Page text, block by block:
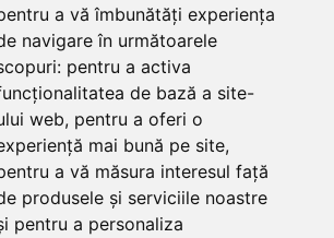
a vă îmbunătăți experiența
navigare în următoarele
pentru a activa
de bază a site-
web, pentru a oferi o
mai bună pe site,
a vă măsura interesul față
produsele și serviciile noastre
pentru a personaliza
40, Sector 5, Bucuresti
RO 3004724
Comertului:J40/13176/1991
|021.411.44.44